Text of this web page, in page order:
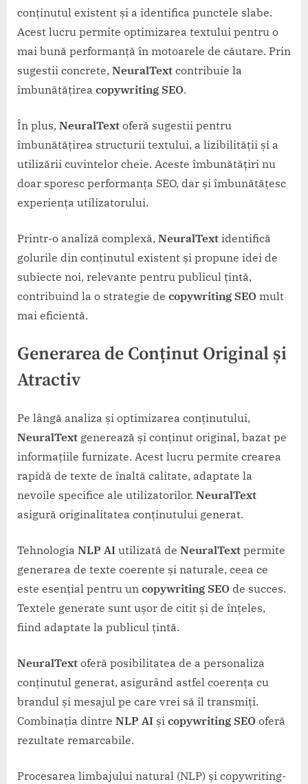
conținutul existent și a identifica punctele slabe.
Acest lucru permite optimizarea textului pentru o
mai bună performanță în motoarele de căutare. Prin
sugestii concrete, NeuralText contribuie la
îmbunătățirea copywriting SEO.
În plus, NeuralText oferă sugestii pentru
îmbunătățirea structurii textului, a lizibilității și a
utilizării cuvintelor cheie. Aceste îmbunătățiri nu
doar sporesc performanța SEO, dar și îmbunătățesc
experiența utilizatorului.
Printr-o analiză complexă, NeuralText identifică
golurile din conținutul existent și propune idei de
subiecte noi, relevante pentru publicul țintă,
contribuind la o strategie de copywriting SEO mult
mai eficientă.
Generarea de Conținut Original și
Atractiv
Pe lângă analiza și optimizarea conținutului,
NeuralText generează și conținut original, bazat pe
informațiile furnizate. Acest lucru permite crearea
rapidă de texte de înaltă calitate, adaptate la
nevoile specifice ale utilizatorilor. NeuralText
asigură originalitatea conținutului generat.
Tehnologia NLP AI utilizată de NeuralText permite
generarea de texte coerente și naturale, ceea ce
este esențial pentru un copywriting SEO de succes.
Textele generate sunt ușor de citit și de înțeles,
fiind adaptate la publicul țintă.
NeuralText oferă posibilitatea de a personaliza
conținutul generat, asigurând astfel coerența cu
brandul și mesajul pe care vrei să îl transmiți.
Combinația dintre NLP AI și copywriting SEO oferă
rezultate remarcabile.
Procesarea limbajului natural (NLP) și copywriting-